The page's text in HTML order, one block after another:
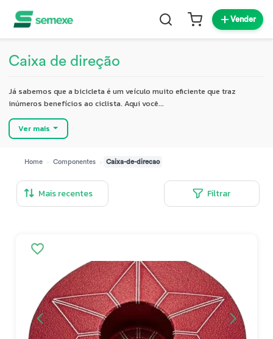
Vender
Caixa de direção
Já sabemos que a bicicleta é um veículo muito eficiente que traz
inúmeros benefícios ao ciclista. Aqui você...
Ver mais
Home > Componentes > Caixa-de-direcao
Filtrar